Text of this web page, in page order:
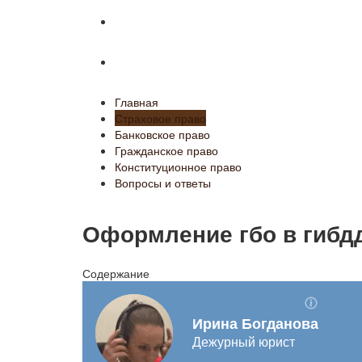
Главная
Страховое право
Банковское право
Гражданское право
Конституционное право
Вопросы и ответы
Оформление гбо в
Содержание